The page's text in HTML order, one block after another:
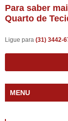
Para saber
Quarto de
Ligue para (31) 3442-
MENU